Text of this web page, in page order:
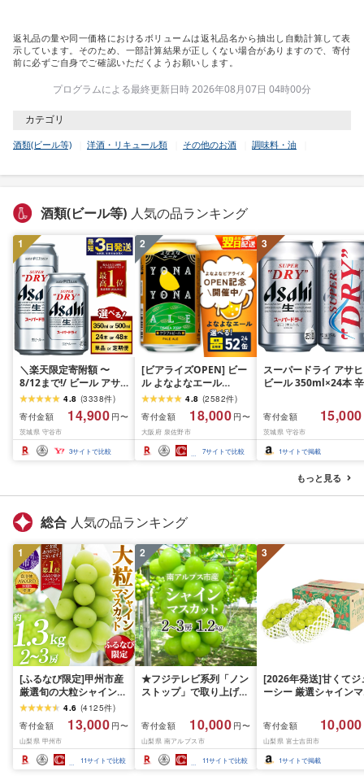
返礼品の量や同一価格におけるボリュームは返礼品名から抽出し自動計算して表
示しています。そのため、一部計算結果が正しくない場合がありますので、寄付
前に必ずご自身でご確認いただくようお願いします。
プログラムによる最終更新日時 2026年08月07日 04時00分
カテゴリ
酒類(ビール等) 洋酒・リキュール類 その他のお酒 調味料・油
酒類(ビール等) 人気の品ランキング
1
＼楽天限定寄附額 〜
8/12まで!/ ビール アサ
ヒ スーパードライ (選べ
る 350ml 500ml / 24本
48本 / 単品 2ヶ月〜12ヶ
月定期便 12ヶ月定期便)
| 最短3日発送 アサヒビ
ール お酒 アルコール
谷市 高評価★4.67
4.8 (3338件)
寄付金額
14,900 円〜
茨城県 守谷市
3サイトで比較
2
[ビアライズOPEN] ビー
ル よなよなエール
350ml 選べる 24缶 ~ 52
缶 クラフトビール ヤッ
ホーブルーイング ペー
ルエール 缶 酒 飲料 BBQ
ふるさと納税オリジナル
ランキング 1位獲得 最強
野市 送料無料
4.8 (2582件)
寄付金額
18,000 円〜
大阪府 泉佐野市
7サイトで比較
3
スーパードライ アサヒ
ビール 350ml×24本 辛
寄付金額 15,000
茨城県 守谷市
1サイトで掲載
もっと見る
総合 人気の品ランキング
1
[ふるなび限定]甲州市産
厳選旬の大粒シャインマ
スカット 約1.3kg 2〜3
房[2026年発送]
(MG)B12-472 FN-
Limited-VO シャインマ
スカット フルーツ
4.6 (4125件)
寄付金額
13,000 円〜
山梨県 甲州市
11サイトで比較
2
★フジテレビ系列「ノン
ストップ」で取り上げら
先行予約]南アルプス市
産シャインマスカット
1.2kg以上(2〜3房)ふる
さと納税 おすすめ 山梨
県 南アルプス市 送料無
寄付金額 10,000 円〜
山梨県 南アルプス市
11サイトで比較
3
[2026年発送]甘くてジ
ーシー 厳選シャインマ
月前半(1〜15日)から
月下旬までの発送) フ
ーツ ぶどう 果物 山梨
産 2026 旬 大粒 高級
寄付金額 10,000
山梨県 富士吉田市
1サイトで掲載